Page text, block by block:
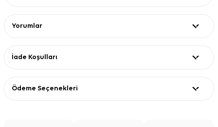
Yorumlar
İade Koşulları
Ödeme Seçenekleri